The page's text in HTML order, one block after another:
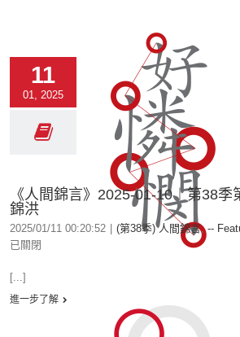
11
01, 2025
《人間錦言》2025-01-10︱第38季
錦洪
2025/01/11 00:20:52 (第38季) 人間錦言,--
已關閉
[...]
進一步了解